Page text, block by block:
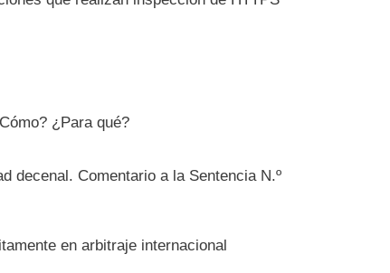
¿Para qué?
decenal. Comentario a la Sentencia N.º
en arbitraje internacional